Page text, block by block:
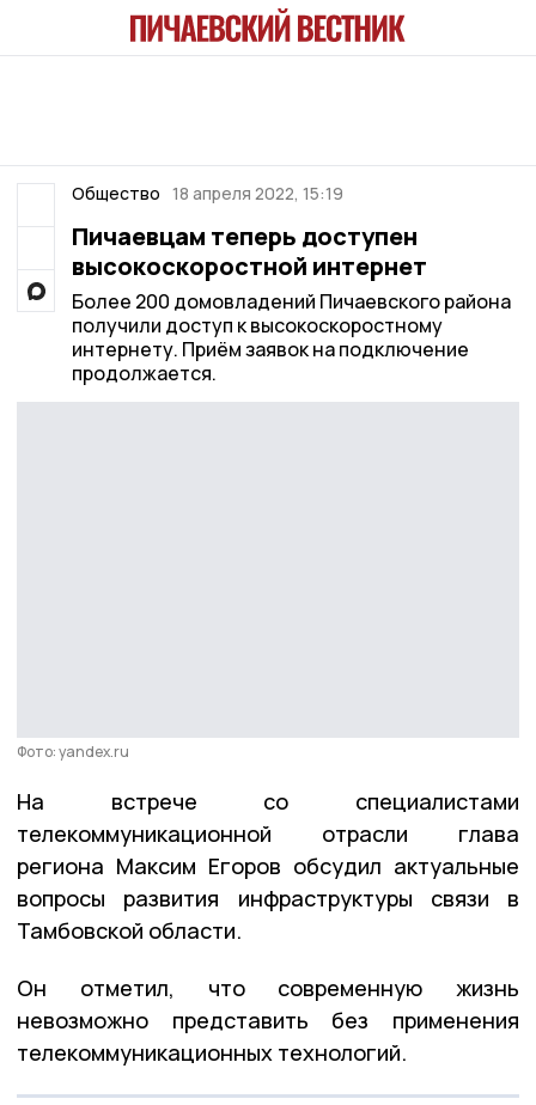
Общество 18 апреля 2022, 15:19
Пичаевцам теперь доступен
высокоскоростной интернет
Более 200 домовладений Пичаевского района
получили доступ к высокоскоростному
интернету. Приём заявок на подключение
продолжается.
Фото: yandex.ru
На встрече со специалистами
телекоммуникационной отрасли глава
региона Максим Егоров обсудил актуальные
вопросы развития инфраструктуры связи в
Тамбовской области.
Он отметил, что современную жизнь
невозможно представить без применения
телекоммуникационных технологий.